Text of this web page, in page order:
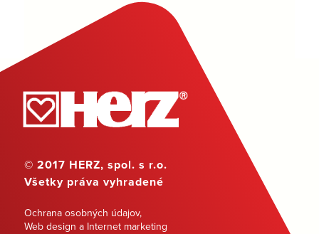
© 2017 HERZ, spol. s r.o.
Všetky práva vyhradené
Ochrana osobných údajov,
Web design a Internet marketing